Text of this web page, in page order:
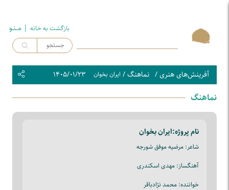
بازگشت به خـانه | مــنـو
آفرینش‌های هنری/ نماهنگ/ ایران بخوان ۱۴۰۵/۰۱/۲۳
نماهنگ
نام پروژه:ایران بخوان
شاعر: مرضیه موفق شورجه
آهنگساز: مهدی اسکندری
خواننده: محمد نژادباقر